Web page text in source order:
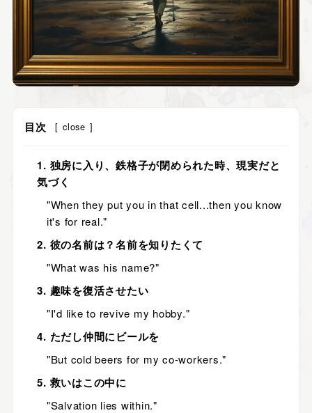
目次 [ close ]
1. 独房に入り、鉄格子が閉められた時、現実だと
気づく
"When they put you in that cell...then you know
it's for real."
2. 彼の名前は？名前を知りたくて
"What was his name?"
3. 趣味を復活させたい
"I'd like to revive my hobby."
4. ただし仲間にビールを
"But cold beers for my co-workers."
5. 救いはこの中に
"Salvation lies within."